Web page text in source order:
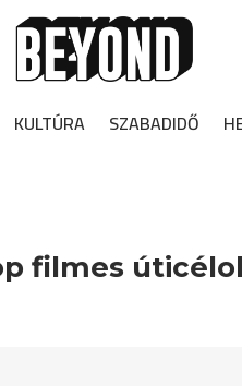
KULTÚRA SZABADIDŐ
filmes